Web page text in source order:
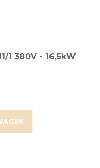
1 380V - 16,5kW